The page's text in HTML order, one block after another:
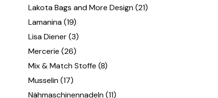
Lakota Bags and More Design (21)
Lamanina (19)
Lisa Diener (3)
Mercerie (26)
Mix & Match Stoffe (8)
Musselin (17)
Nähmaschinennadeln (11)